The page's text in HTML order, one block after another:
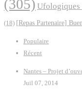
(305) Ufologiques
(18) [Repas Partenaire]
Populaire
Récent
Nantes – Projet
Juil 07, 2014